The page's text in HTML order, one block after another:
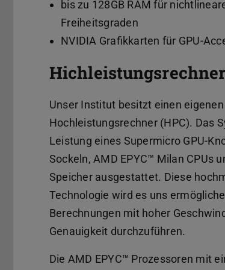
bis zu 128GB RAM für
Freiheitsgraden
NVIDIA Grafikkarten für GPU-
Unser Institut besitzt einen eigenen
Hochleistungsrechner (HPC). Das
Leistung eines Supermicro GPU-
Sockeln, AMD EPYC™ Milan CPUs
Speicher ausgestattet. Diese
Technologie wird es uns
Berechnungen mit hoher
Genauigkeit durchzuführen.
Die AMD EPYC™ Prozessoren mit